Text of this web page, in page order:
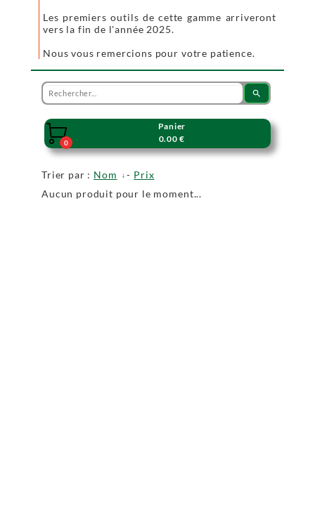
Les premiers outils de cette gamme arriveront
vers la fin de l'année 2025.
Nous vous remercions pour votre patience.
search

0
Panier
0.00 €
Trier par : Nom - Prix
Aucun produit pour le moment...